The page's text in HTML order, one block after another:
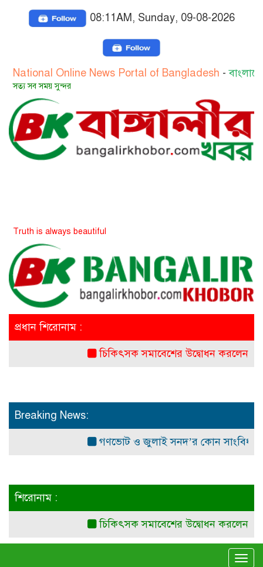
08:11AM, Sunday, 09-08-2026
Online News Portal of Bangladesh-বাংলাদেশের
সুন্দর
beautiful
প্রধান শিরোনাম :
চিকিৎসক সমাবেশের উদ্বোধন করলেন প্রধানমন্ত্রী
Breaking News:
গণভোট ও জুলাই সনদ’র কোন সাংবিধানিক ও
শিরোনাম :
চিকিৎসক সমাবেশের উদ্বোধন করলেন প্রধানমন্ত্রী